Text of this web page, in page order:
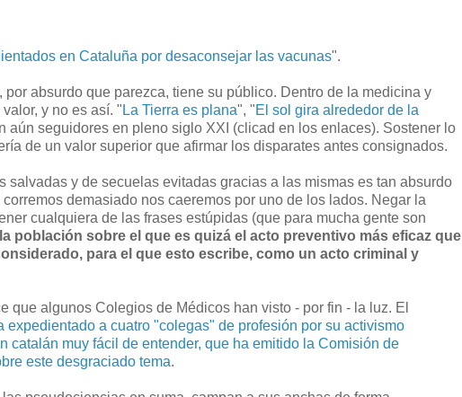
en Cataluña por desaconsejar las vacunas".
absurdo que parezca, tiene su público. Dentro de la medicina y
y no es así. " La Tierra es plana", "El sol gira alrededor de la
aún seguidores en pleno siglo XXI (clicad en los enlaces). Sostener lo
de un valor superior que afirmar los disparates antes consignados.
y de secuelas evitadas gracias a las mismas es tan absurdo
demasiado nos caeremos por uno de los lados. Negar la
cualquiera de las frases estúpidas (que para mucha gente son
población sobre el que es quizá el acto preventivo más eficaz que
para el que esto escribe, como un acto criminal y
algunos Colegios de Médicos han visto - por fin - la luz. El
expedientado a cuatro "colegas" de profesión por su activismo
catalán muy fácil de entender, que ha emitido la Comisión de
este desgraciado tema.